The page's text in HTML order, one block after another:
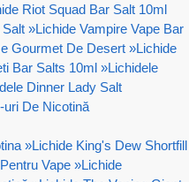
Riot Squad Bar Salt 10ml
»Lichide Vampire Vape Bar
Gourmet De Desert »Lichide
Bar Salts 10ml »Lichidele
Dinner Lady Salt
De Nicotină
»Lichide King's Dew Shortfill
Vape »Lichide